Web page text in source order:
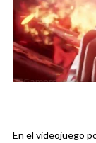
En el videojuego